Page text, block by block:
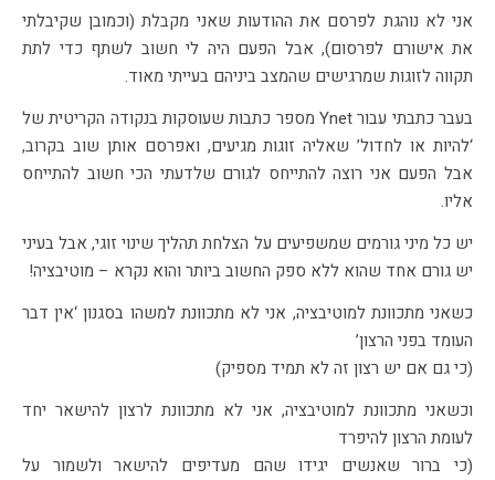
אני לא נוהגת לפרסם את ההודעות שאני מקבלת (וכמובן שקיבלתי
את אישורם לפרסום), אבל הפעם היה לי חשוב לשתף כדי לתת
תקווה לזוגות שמרגישים שהמצב ביניהם בעייתי מאוד.
בעבר כתבתי עבור Ynet מספר כתבות שעוסקות בנקודה הקריטית של
‘להיות או לחדול’ שאליה זוגות מגיעים, ואפרסם אותן שוב בקרוב,
אבל הפעם אני רוצה להתייחס לגורם שלדעתי הכי חשוב להתייחס
אליו.
יש כל מיני גורמים שמשפיעים על הצלחת תהליך שינוי זוגי, אבל בעיני
יש גורם אחד שהוא ללא ספק החשוב ביותר והוא נקרא – מוטיבציה!
כשאני מתכוונת למוטיבציה, אני לא מתכוונת למשהו בסגנון ‘אין דבר
העומד בפני הרצון’
(כי גם אם יש רצון זה לא תמיד מספיק)
וכשאני מתכוונת למוטיבציה, אני לא מתכוונת לרצון להישאר יחד
לעומת הרצון להיפרד
(כי ברור שאנשים יגידו שהם מעדיפים להישאר ולשמור על